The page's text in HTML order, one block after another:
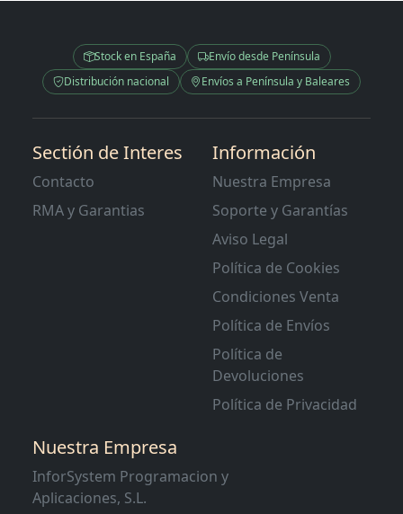
Stock en España
Envío desde Península
Distribución nacional
Envíos a Península y Baleares
Sectión de Interes
Contacto
RMA y Garantias
Información
Nuestra Empresa
Soporte y Garantías
Aviso Legal
Política de Cookies
Condiciones Venta
Política de Envíos
Política de
Devoluciones
Política de Privacidad
Nuestra Empresa
InforSystem Programacion y
Aplicaciones, S.L.